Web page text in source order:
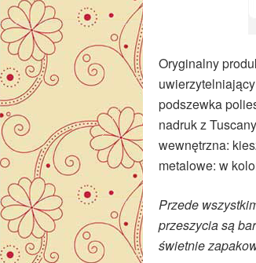
Oryginalny
podszewka
nadruk z
wewnętrzna:
metalowe: w
Przede
przeszycia są
świetnie